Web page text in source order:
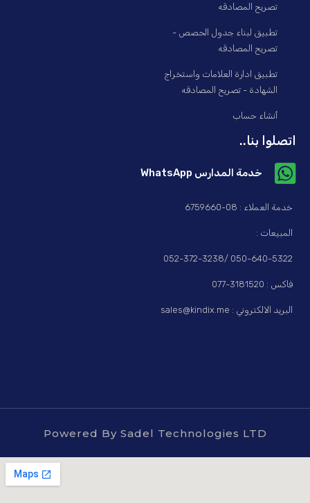
تصريح المصادقه
تطبيق لبناء جدول الحصص -
تصريح المصادقه
تطبيق ادارة العلامات واستخراج
الشهادة - تصريح المصادقه
أنشاء حساب
اتصلوا بنا..
خدمة المدارس WhatsApp
خدمة العملاء : 08-6759660
المبيعات :
050-640-5322 /052-372-3238
فاكس : 3181520-077
البريد الالكتروني : sales@kindix.me
Powered By Sadel Technologies LTD